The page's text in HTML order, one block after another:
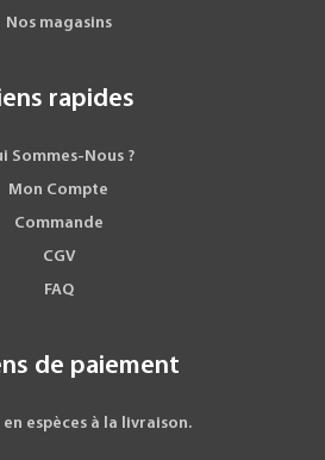
Nos magasins
rapides
Sommes-Nous ?
Mon Compte
Commande
CGV
FAQ
de paiement
espèces à la livraison.